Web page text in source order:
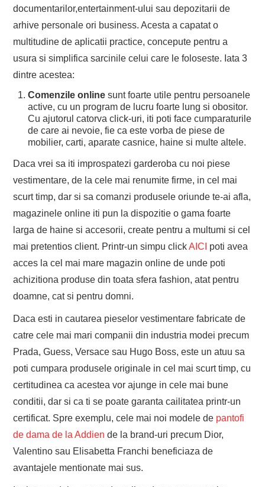
documentarilor,entertainment-ului sau depozitarii de
arhive personale ori business. Acesta a capatat o
multitudine de aplicatii practice, concepute pentru a
usura si simplifica sarcinile celui care le foloseste. Iata 3
dintre acestea:
Comenzile online sunt foarte utile pentru persoanele
active, cu un program de lucru foarte lung si obositor.
Cu ajutorul catorva click-uri, iti poti face cumparaturile
de care ai nevoie, fie ca este vorba de piese de
mobilier, carti, aparate casnice, haine si multe altele.
Daca vrei sa iti improspatezi garderoba cu noi piese
vestimentare, de la cele mai renumite firme, in cel mai
scurt timp, dar si sa comanzi produsele oriunde te-ai afla,
magazinele online iti pun la dispozitie o gama foarte
larga de haine si accesorii, create pentru a multumi si cel
mai pretentios client. Printr-un simpu clickAICI poti avea
acces la cel mai mare magazin online de unde poti
achizitiona produse din toata sfera fashion, atat pentru
doamne, cat si pentru domni.
Daca esti in cautarea pieselor vestimentare fabricate de
catre cele mai mari companii din industria modei precum
Prada, Guess, Versace sau Hugo Boss, este un atuu sa
poti cumpara produsele originale in cel mai scurt timp, cu
certitudinea ca acestea vor ajunge in cele mai bune
conditii, dar si ca ti se poate garanta cailitatea printr-un
certificat. Spre exemplu, cele mai noi modele de pantofi
de dama de la Addien de la brand-uri precum Dior,
Valentino sau Elisabetta Franchi beneficiaza de
avantajele mentionate mai sus.